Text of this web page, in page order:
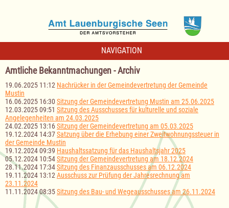
NAVIGATION
Amtliche Bekanntmachungen - Archiv
19.06.2025 11:12 Nachrücker in der Gemeindevertretung der Gemeinde
Mustin
16.06.2025 16:30 Sitzung der Gemeindevertretung Mustin am 25.06.2025
12.03.2025 09:51 Sitzung des Ausschusses für kulturelle und soziale
Angelegenheiten am 24.03.2025
24.02.2025 13:16Sitzung der Gemeindevertretung am 05.03.2025
19.12.2024 14:37Satzung über die Erhebung einer Zweitwohnungssteuer in
der Gemeinde Mustin
19.12.2024 09:39 Haushaltssatzung für das Haushaltsjahr 2025
05.12.2024 10:54Sitzung der Gemeindevertretung am 18.12.2024
28.11.2024 17:34Sitzung des Finanzausschusses am 06.12.2024
19.11.2024 13:12 Ausschuss zur Prüfung der Jahresrechnung am
23.11.2024
11.11.2024 08:35Sitzung des Bau- und Wegeausschusses am 26.11.2024